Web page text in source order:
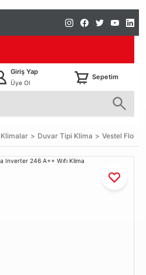
Giriş Yap
Üye Ol
Sepetim
Klimalar Duvar Tipi Klima Vestel Flora